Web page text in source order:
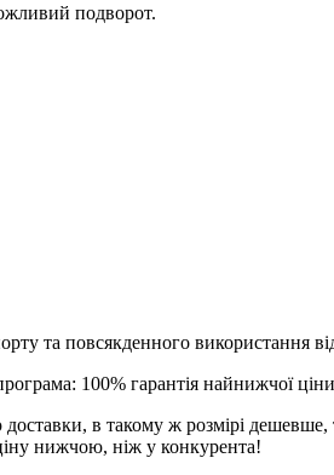
подворот.
та повсякденного використання
100% гарантія найнижчої ціни
в такому ж розмірі
нижчою, ніж у конкурента!